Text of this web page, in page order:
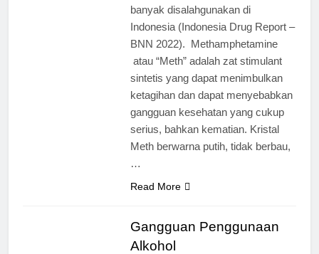
banyak disalahgunakan di
Indonesia (Indonesia Drug Report –
BNN 2022). Methamphetamine
atau “Meth” adalah zat stimulant
sintetis yang dapat menimbulkan
ketagihan dan dapat menyebabkan
gangguan kesehatan yang cukup
serius, bahkan kematian. Kristal
Meth berwarna putih, tidak berbau,
…
Read More
Gangguan Penggunaan
Alkohol